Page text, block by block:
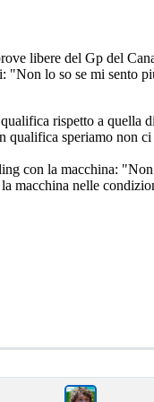
libere del Gp del
"Non lo so se mi sento
rispetto a
qualifica speriamo non
con la macchina:
macchina nelle